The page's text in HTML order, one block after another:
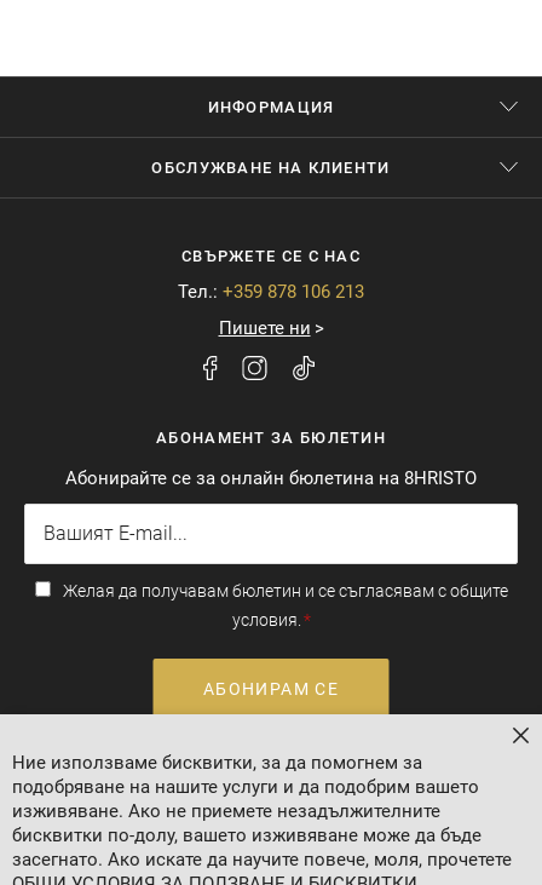
ИНФОРМАЦИЯ
ОБСЛУЖВАНЕ НА КЛИЕНТИ
СВЪРЖЕТЕ СЕ С НАС
Тел.: +359 878 106 213
Пишете ни
АБОНАМЕНТ ЗА БЮЛЕТИН
Абонирайте се за онлайн бюлетина на 8HRISTO
Желая да получавам бюлетин и се съгласявам с общите
условия.
АБОНИРАМ СЕ
Валутен курс: 1 EUR = 1.95583 BGN
Ние използваме бисквитки, за да помогнем за
подобряване на нашите услуги и да подобрим вашето
изживяване. Ако не приемете незадължителните
бисквитки по-долу, вашето изживяване може да бъде
засегнато. Ако искате да научите повече, моля, прочетете